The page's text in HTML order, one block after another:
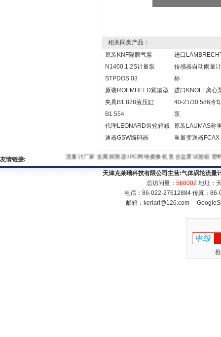
相关同类产品：
原装KNF隔膜气泵
N1400.1.2S计量泵
STPDOS 03
进口
传感器自动雨量
标
原装ROEMHELD紧凑型
夹具B1.828液压缸
B1.554
进口KNOLL离心
40-21/30 586冷
泵
代理LEONARD齿轮箱减
速器GSW编码器
原装LAUMAS称
重量变送器FCAX
友情链接: 流量计厂家金属探测器IPC网络摄像机 复合盐雾试验箱
天津克莱瑞科技有限公司主营:气体涡轮流量
总访问量： 568002 地址：
电话：86-022-27612884 传真：
邮箱： kerlari@126.com